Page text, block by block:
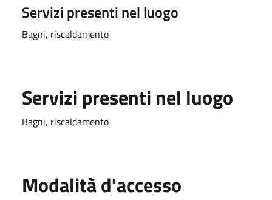
Servizi presenti nel luogo
Bagni, riscaldamento
Servizi presenti nel luogo
Bagni, riscaldamento
Modalità d'accesso